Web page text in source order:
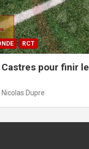
RCT
Castres pour finir le
Nicolas Dupre